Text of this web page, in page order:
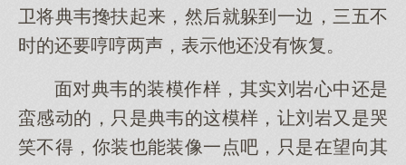
卫将典韦搀扶起来，然后就躲到一边，三五不
时的还要哼哼两声，表示他还没有恢复。
面对典韦的装模作样，其实刘岩心中还是
蛮感动的，只是典韦的这模样，让刘岩又是哭
笑不得，你装也能装像一点吧，只是在望向其